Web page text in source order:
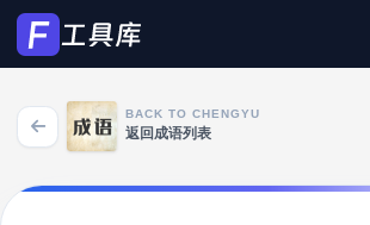
BACK TO CHENGYU
返回成语列表